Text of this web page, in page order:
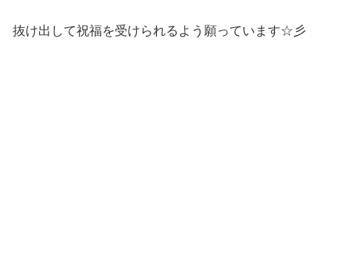
抜け出して祝福を受けられるよう願っています☆彡